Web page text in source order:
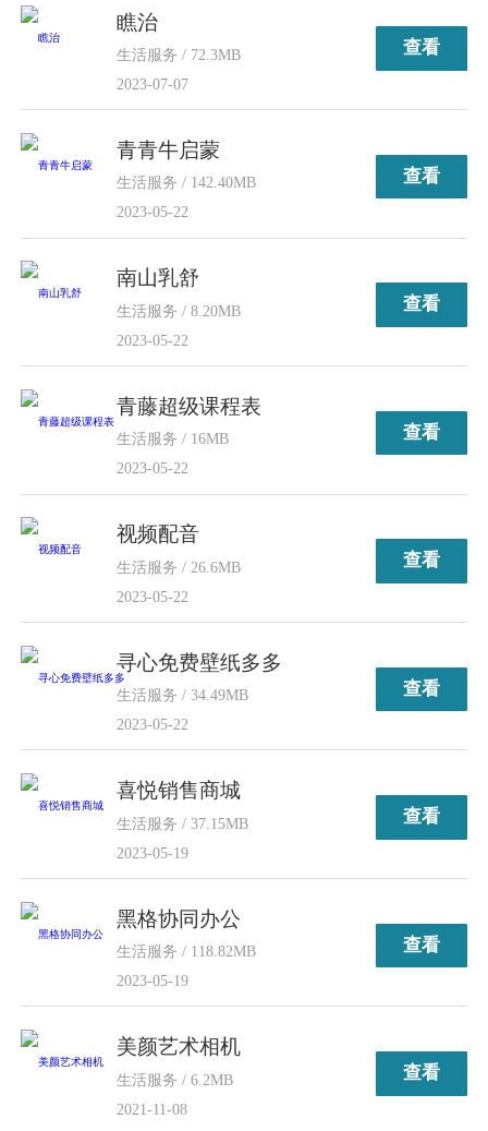
瞧治
生活服务 / 72.3MB
2023-07-07
查看
青青牛启蒙
生活服务 / 142.40MB
2023-05-22
查看
南山乳舒
生活服务 / 8.20MB
2023-05-22
查看
青藤超级课程表
生活服务 / 16MB
2023-05-22
查看
视频配音
生活服务 / 26.6MB
2023-05-22
查看
寻心免费壁纸多多
生活服务 / 34.49MB
2023-05-22
查看
喜悦销售商城
生活服务 / 37.15MB
2023-05-19
查看
黑格协同办公
生活服务 / 118.82MB
2023-05-19
查看
美颜艺术相机
生活服务 / 6.2MB
2021-11-08
查看